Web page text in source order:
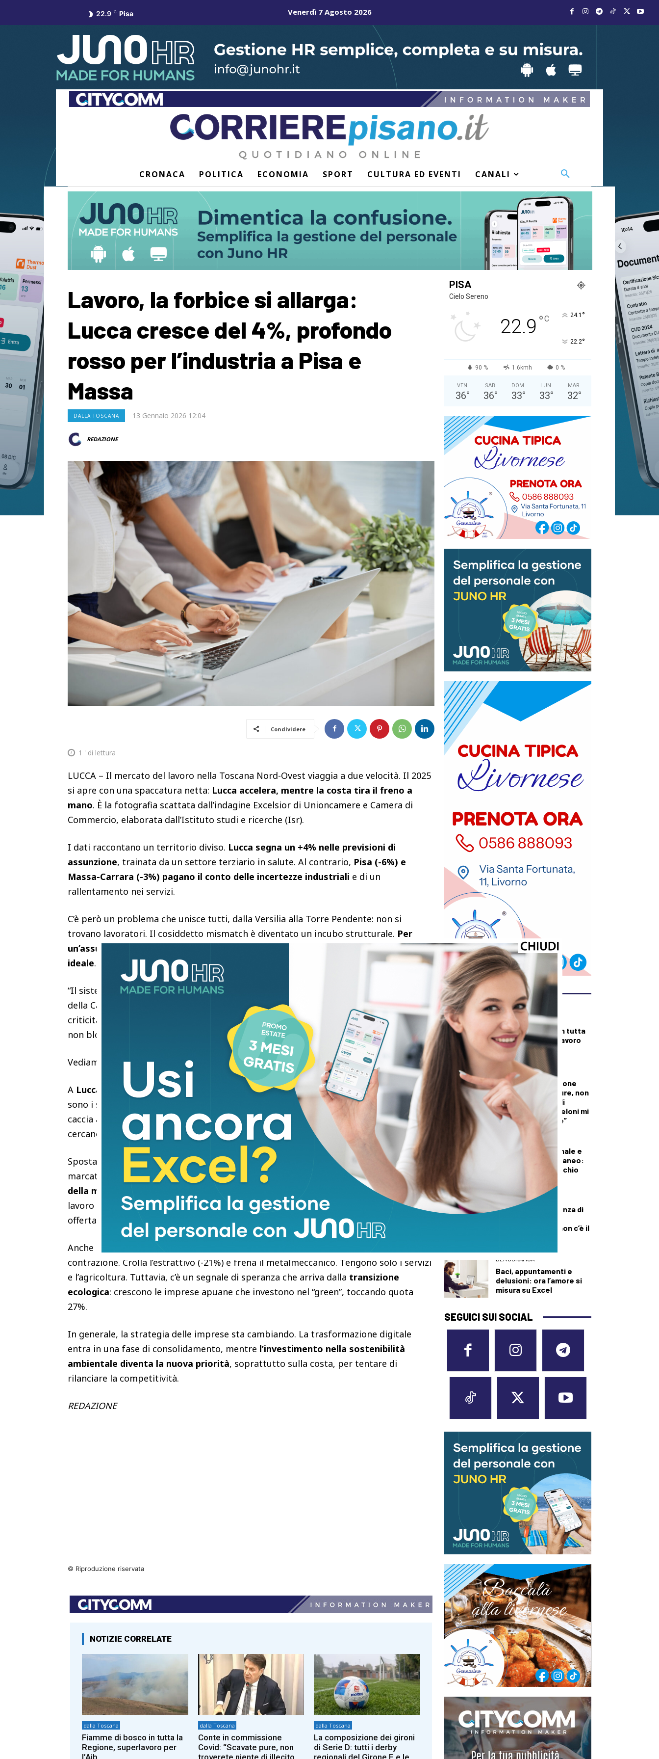
22.9 C Pisa Venerdì 7 Agosto 2026
CRONACA POLITICA ECONOMIA SPORT CULTURA ED EVENTI CANALI
Lavoro, la forbice si allarga:
Lucca cresce del 4%, profondo
rosso per l’industria a Pisa e
Massa
DALLA TOSCANA 13 Gennaio 2026 12:04
REDAZIONE
Condividere
1 ' di lettura
LUCCA – Il mercato del lavoro nella Toscana Nord-Ovest viaggia a due velocità. Il 2025
si apre con una spaccatura netta: Lucca accelera, mentre la costa tira il freno a
mano. È la fotografia scattata dall’indagine Excelsior di Unioncamere e Camera di
Commercio, elaborata dall’Istituto studi e ricerche (Isr).
I dati raccontano un territorio diviso. Lucca segna un +4% nelle previsioni di
assunzione, trainata da un settore terziario in salute. Al contrario, Pisa (-6%) e
Massa-Carrara (-3%) pagano il conto delle incertezze industriali e di un
rallentamento nei servizi.
C’è però un problema che unisce tutti, dalla Versilia alla Torre Pendente: non si
trovano lavoratori. Il cosiddetto mismatch è diventato un incubo strutturale. Per
un’assunzione su due (circa il 50%), le aziende faticano a trovare il candidato
ideale. Mancano le competenze, mancano i profili tecnici.
“Il sistema produttivo si muove a ritmi diversi – spiega
della Camera di Commercio – ma la difficoltà nel reperire personale è ormai una
criticità stabile, che anzi peggiora sulla costa. Colmare questo divario è essenziale per
non bloccare lo sviluppo”.
Vediamo i dati provincia per provincia.
A Lucca il clima è di fiducia. Le imprese prevedono40.200 nuovi ingressi. A spingere
sono i servizi (+7%) e l’agricoltura (+17%), mentre l’industria cala leggermente. Qui la
caccia ai talenti si è affinata:la richiesta di diplomati ITS è raddoppiata . Le aziende
cercano competenze tecniche, ma premiano soprattutto la flessibilità.
Spostandosi a Pisa , lo scenario cambia. Con 36.220 ingressi previsti, la flessione è
marcata. Soffre l’industria (-12%), colpita duramente dalla
crisi della moda (-18%) e
della metalmeccanica
. Anche il commercio respira a fatica. Qui il paradosso del
lavoro tocca il suo apice: Pisa ha la maglia nera per il disallineamento tra domanda e
offerta, con il
52% delle posizioni difficili da coprire
Anche
contrazione. Crolla l’estrattivo (-21%) e frena il metalmeccanico. Tengono solo i servizi
e l’agricoltura. Tuttavia, c’è un segnale di speranza che arriva dalla transizione
ecologica: crescono le imprese apuane che investono nel “green”, toccando quota
27%.
In generale, la strategia delle imprese sta cambiando. La trasformazione digitale
entra in una fase di consolidamento, mentre l’investimento nella sostenibilità
ambientale diventa la nuova priorità, soprattutto sulla costa, per tentare di
rilanciare la competitività.
REDAZIONE
© Riproduzione riservata
NOTIZIE CORRELATE
dalla Toscana
Fiamme di bosco in tutta la
Regione, superlavoro per
l’Aib
dalla Toscana
Conte in commissione
Covid: “Scavate pure, non
troverete niente di illecito
dalla Toscana
La composizione dei gironi
di Serie D: tutti i derby
regionali del Girone E e le
PISA
Cielo Sereno
22.9 °C 24.1 °
22.2°
90 % 1.6kmh 0 %
VEN
36°
SAB
36°
DOM
33°
LUN
33°
MAR
32°
ULTIMI ARTICOLI
DALLA TOSCANA
Fiamme di bosco in tutta
la Regione, superlavoro
per l’Aib
DALLA TOSCANA
Conte in commissione
Covid: “Scavate pure, non
troverete niente di
illecito su di me. Meloni mi
diede del criminale”
Pillola, anello vaginale e
impianto sottocutaneo:
l’allerta Aifa sul rischio
DEMOGRAFICA
Culle vuote e assenza di
neonata perché “non c’è il
DEMOGRAFICA
Baci, appuntamenti e
delusioni: ora l’amore si
misura su Excel
SEGUICI SUI SOCIAL